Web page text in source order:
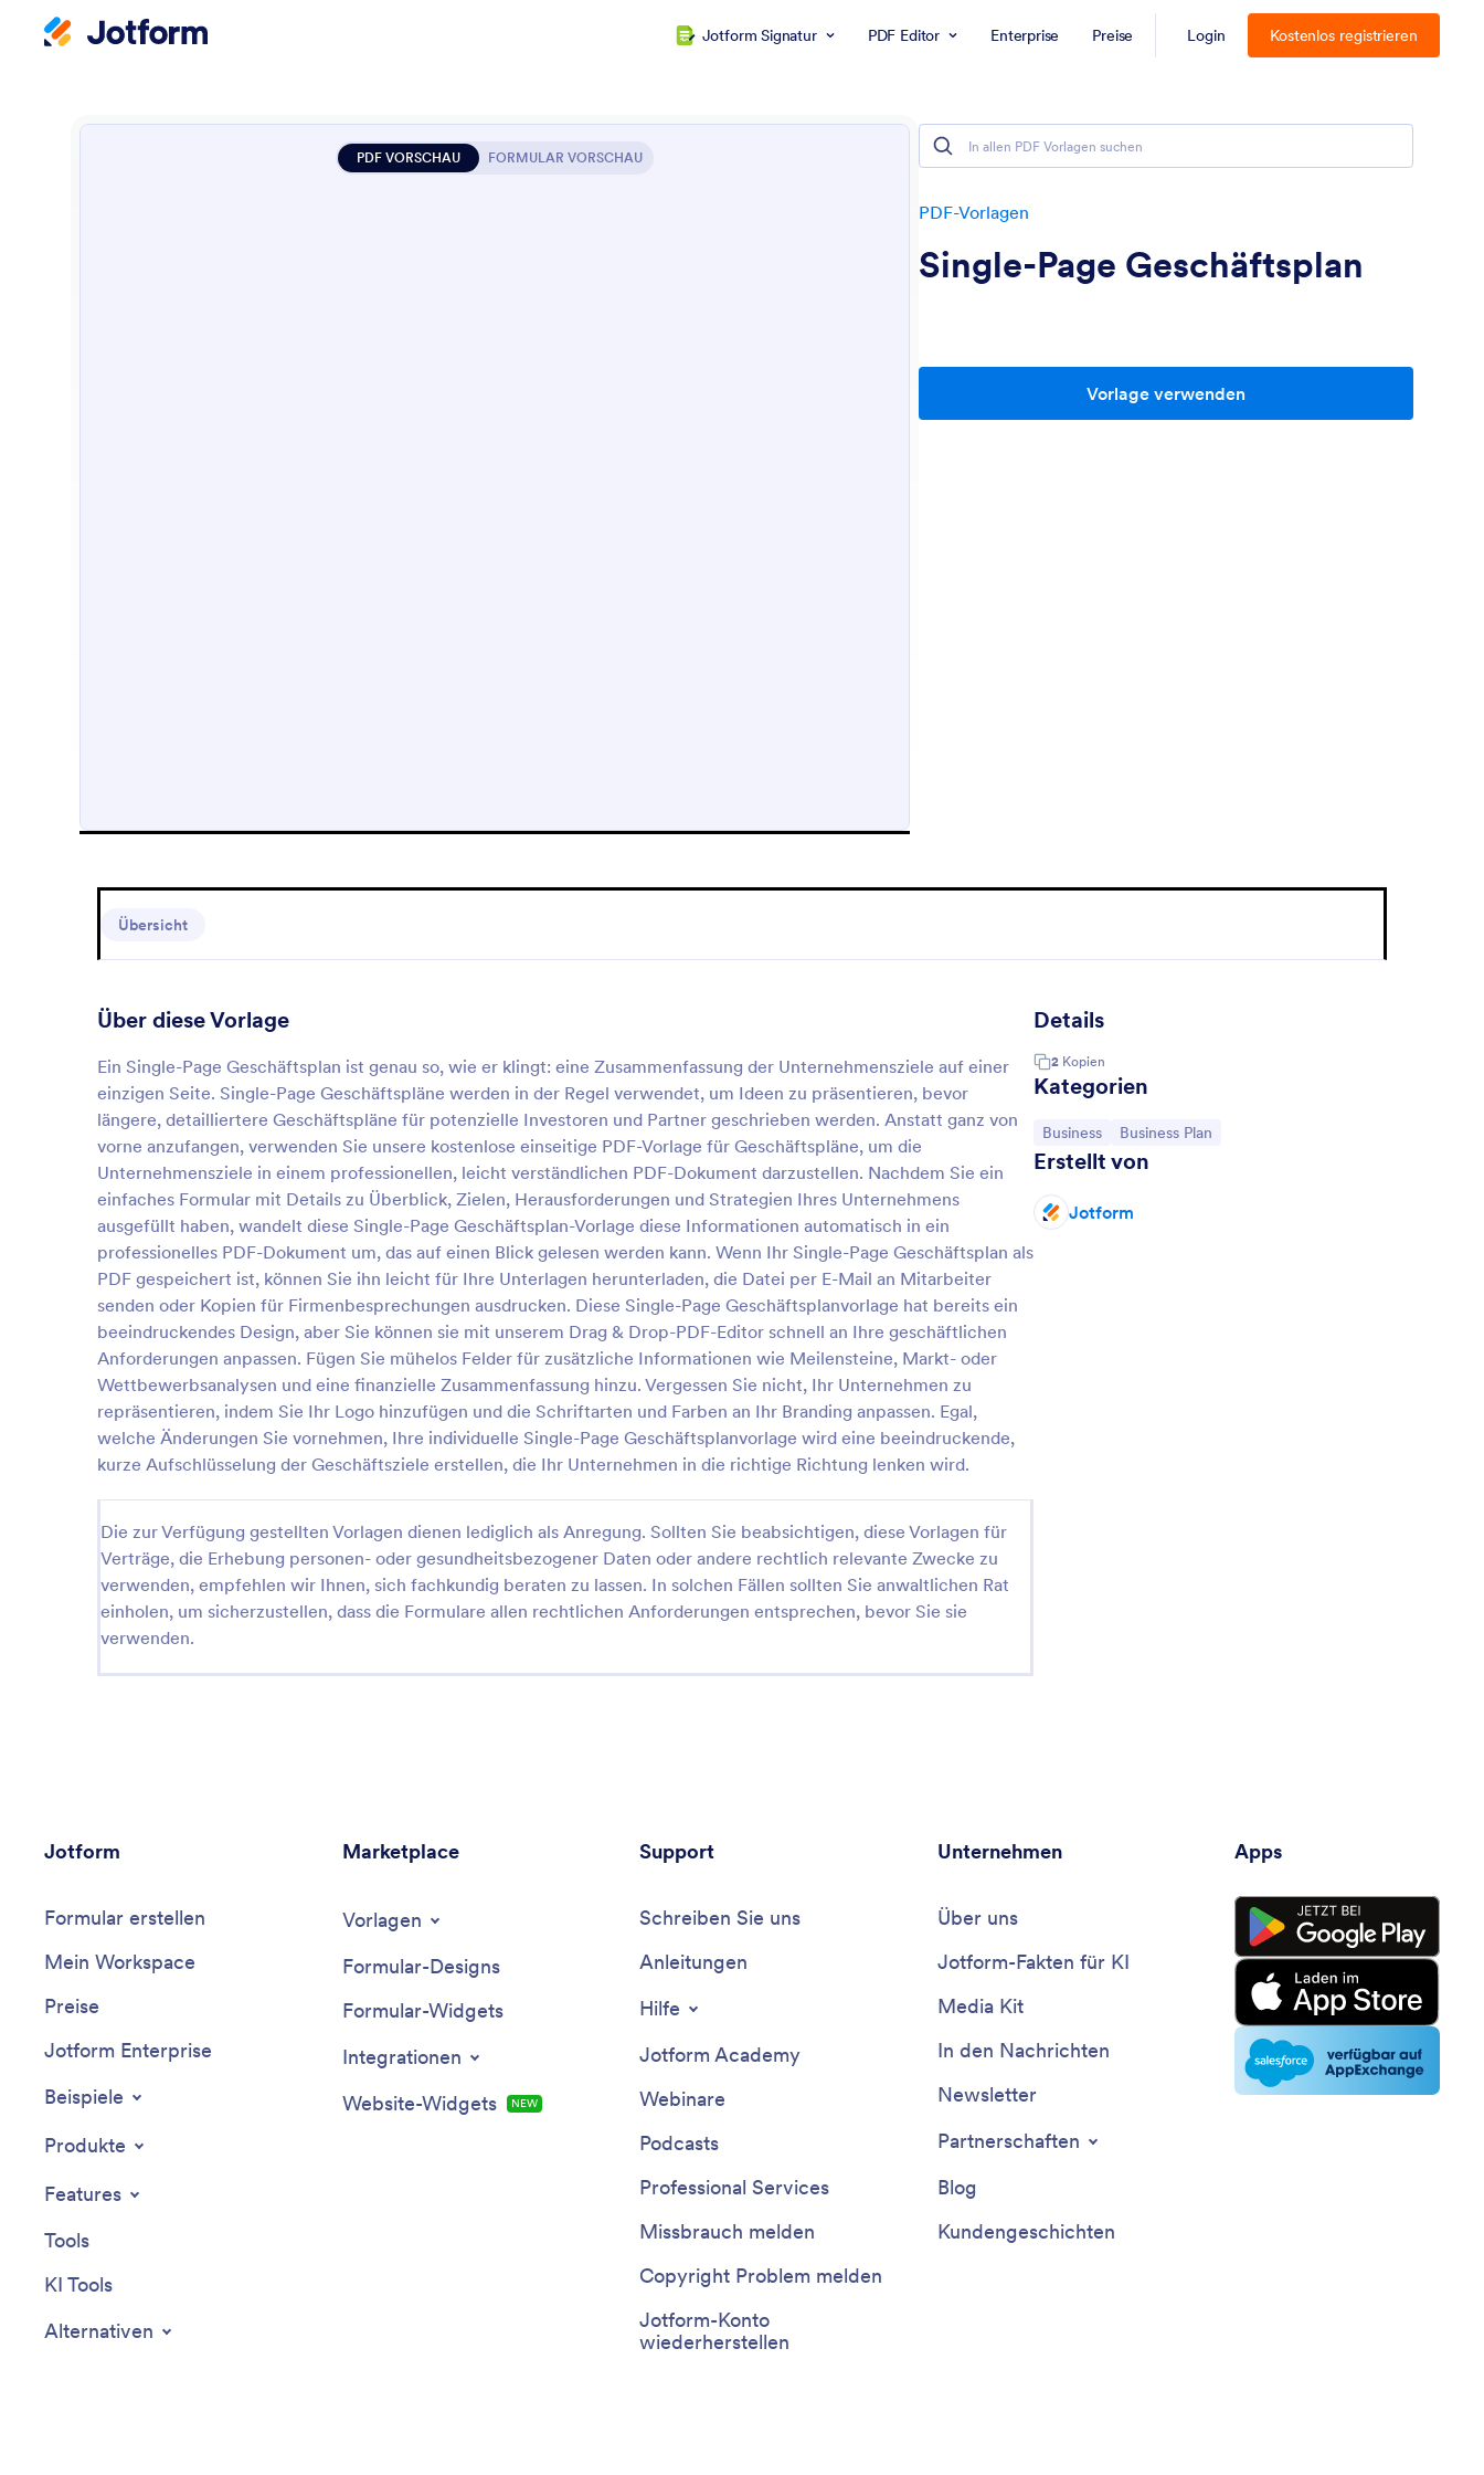
Jotform Signatur PDF Editor Enterprise Preise Login Kostenlos registrieren
PDF-Vorlagen
Single-Page Geschäftsplan
Vorlage verwenden
PDF VORSCHAU FORMULAR VORSCHAU
Übersicht
Über diese Vorlage
Ein Single-Page Geschäftsplan ist genau so, wie er klingt: eine Zusammenfassung der Unternehmensziele auf einer
einzigen Seite. Single-Page Geschäftspläne werden in der Regel verwendet, um Ideen zu präsentieren, bevor
längere, detailliertere Geschäftspläne für potenzielle Investoren und Partner geschrieben werden. Anstatt ganz von
vorne anzufangen, verwenden Sie unsere kostenlose einseitige PDF-Vorlage für Geschäftspläne, um die
Unternehmensziele in einem professionellen, leicht verständlichen PDF-Dokument darzustellen. Nachdem Sie ein
einfaches Formular mit Details zu Überblick, Zielen, Herausforderungen und Strategien Ihres Unternehmens
ausgefüllt haben, wandelt diese Single-Page Geschäftsplan-Vorlage diese Informationen automatisch in ein
professionelles PDF-Dokument um, das auf einen Blick gelesen werden kann. Wenn Ihr Single-Page Geschäftsplan als
PDF gespeichert ist, können Sie ihn leicht für Ihre Unterlagen herunterladen, die Datei per E-Mail an Mitarbeiter
senden oder Kopien für Firmenbesprechungen ausdrucken. Diese Single-Page Geschäftsplanvorlage hat bereits ein
beeindruckendes Design, aber Sie können sie mit unserem Drag & Drop-PDF-Editor schnell an Ihre geschäftlichen
Anforderungen anpassen. Fügen Sie mühelos Felder für zusätzliche Informationen wie Meilensteine, Markt- oder
Wettbewerbsanalysen und eine finanzielle Zusammenfassung hinzu. Vergessen Sie nicht, Ihr Unternehmen zu
repräsentieren, indem Sie Ihr Logo hinzufügen und die Schriftarten und Farben an Ihr Branding anpassen. Egal,
welche Änderungen Sie vornehmen, Ihre individuelle Single-Page Geschäftsplanvorlage wird eine beeindruckende,
kurze Aufschlüsselung der Geschäftsziele erstellen, die Ihr Unternehmen in die richtige Richtung lenken wird.
Die zur Verfügung gestellten Vorlagen dienen lediglich als Anregung. Sollten Sie beabsichtigen, diese Vorlagen für
Verträge, die Erhebung personen- oder gesundheitsbezogener Daten oder andere rechtlich relevante Zwecke zu
verwenden, empfehlen wir Ihnen, sich fachkundig beraten zu lassen. In solchen Fällen sollten Sie anwaltlichen Rat
einholen, um sicherzustellen, dass die Formulare allen rechtlichen Anforderungen entsprechen, bevor Sie sie
verwenden.
Details
2 Kopien
Kategorien
Zur Kategorie:
Business Zur Kategorie:
Business Plan
Erstellt von
Jotform
Jotform
Formular erstellen
Mein Workspace
Preise
Jotform Enterprise
Beispiele
Produkte
Features
Tools
KI Tools
Alternativen
Marketplace
Vorlagen
Formular-Designs
Formular-Widgets
Integrationen
Website-Widgets
NEW
Support
Schreiben Sie uns
Anleitungen
Hilfe
Jotform Academy
Webinare
Podcasts
Professional Services
Missbrauch melden
Copyright Problem melden
Jotform-Konto
wiederherstellen
Unternehmen
Über uns
Jotform-Fakten für KI
Media Kit
In den Nachrichten
Newsletter
Partnerschaften
Blog
Kundengeschichten
Apps